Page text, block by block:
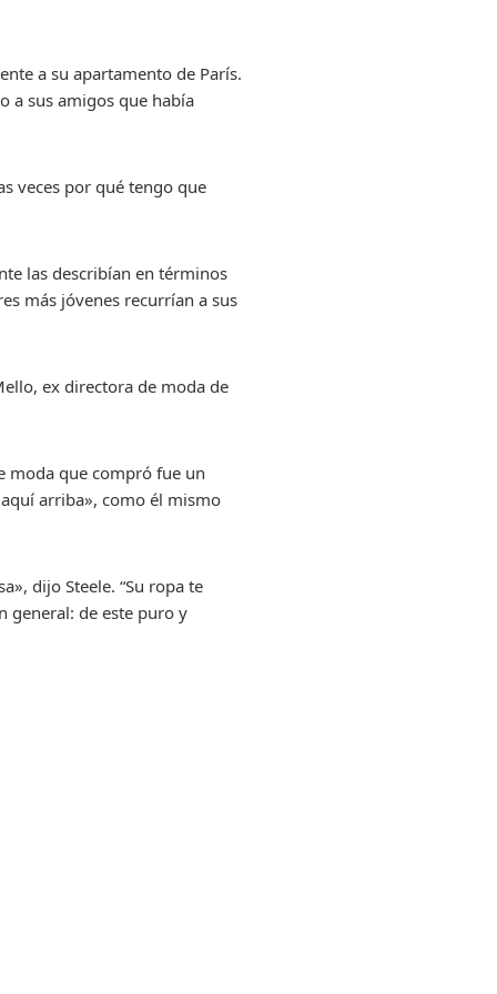
a su apartamento de París.
a sus amigos que había
veces por qué tengo que
las describían en términos
más jóvenes recurrían a sus
ex directora de moda de
moda que compró fue un
arriba», como él mismo
dijo Steele. “Su ropa te
general: de este puro y